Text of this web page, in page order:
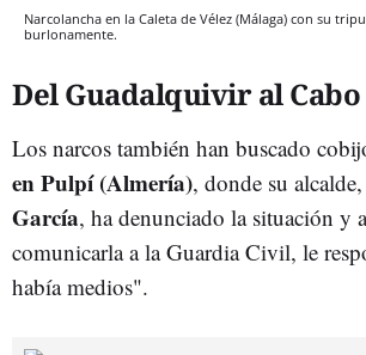
Narcolancha en la Caleta de Vélez (Málaga) con su
burlonamente.
Del Guadalquivir al Cabo
Los narcos también han buscado
en Pulpí (Almería), donde su alcalde,
García, ha denunciado la situación y
comunicarla a la Guardia Civil, le
había medios".